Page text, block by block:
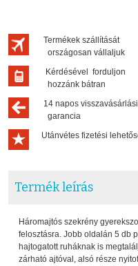
Termékek szállítását
országosan vállaljuk
Kérdésével forduljon
hozzánk bátran
14 napos visszavásárlási
garancia
Utánvétes fizetési
Termék leírás
Háromajtós szekrény
felosztásra. Jobb oldalán 5 db
hajtogatott ruháknak is
zárható ajtóval, alsó része